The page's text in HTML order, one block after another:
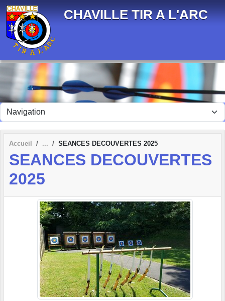
CHAVILLE TIR A L'ARC
Accueil SEANCES DECOUVERTES 2025
SEANCES DECOUVERTES
2025
Panneau de gestion des cookies